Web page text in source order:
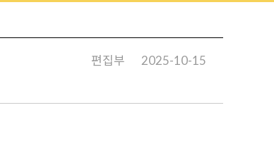
편집부 2025-10-15